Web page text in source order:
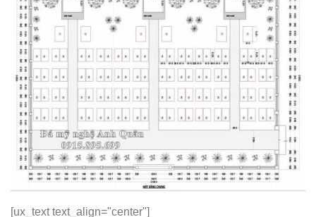
[ux_text text_align="center"]